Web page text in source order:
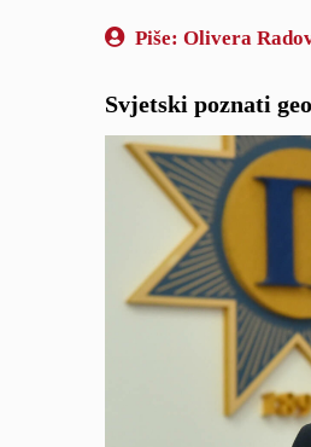
Piše: Olivera
Svjetski poznati